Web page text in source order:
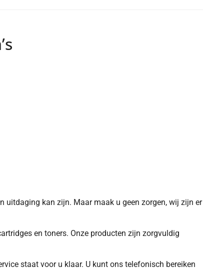
uitdaging kan zijn. Maar maak u geen zorgen, wij zijn er
en toners. Onze producten zijn zorgvuldig
staat voor u klaar. U kunt ons telefonisch bereiken